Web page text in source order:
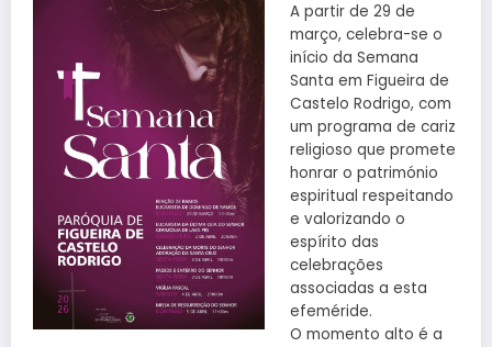
A partir de 29 de
março, celebra-se o
início da Semana
Santa em Figueira de
Castelo Rodrigo, com
um programa de cariz
religioso que promete
honrar o património
espiritual respeitando
e valorizando o
espírito das
celebrações
associadas a esta
efeméride.
O momento alto é a